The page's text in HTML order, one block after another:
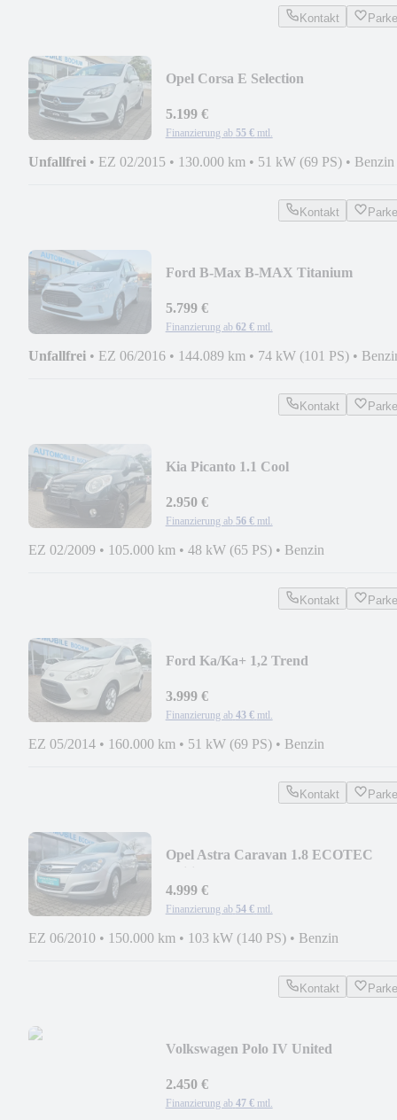
Kontakt
Opel Corsa E Selection
5.199 €
Finanzierung ab 55 € mtl.
Unfallfrei • EZ 02/2015 • 130.000 km • 51 kW (69 PS) • Benzin
Kontakt
Ford B-Max B-MAX Titanium
5.799 €
Finanzierung ab 62 € mtl.
Unfallfrei • EZ 06/2016 • 144.089 km • 74 kW (101 PS) •
Kontakt
Kia Picanto 1.1 Cool
2.950 €
Finanzierung ab 56 € mtl.
EZ 02/2009 • 105.000 km • 48 kW (65 PS) • Benzin
Kontakt
Ford Ka/Ka+ 1,2 Trend
3.999 €
Finanzierung ab 43 € mtl.
EZ 05/2014 • 160.000 km • 51 kW (69 PS) • Benzin
Kontakt
Opel Astra Caravan 1.8 ECOTEC
4.999 €
Finanzierung ab 54 € mtl.
EZ 06/2010 • 150.000 km • 103 kW (140 PS) • Benzin
Kontakt
Volkswagen Polo IV United
2.450 €
Finanzierung ab 47 € mtl.